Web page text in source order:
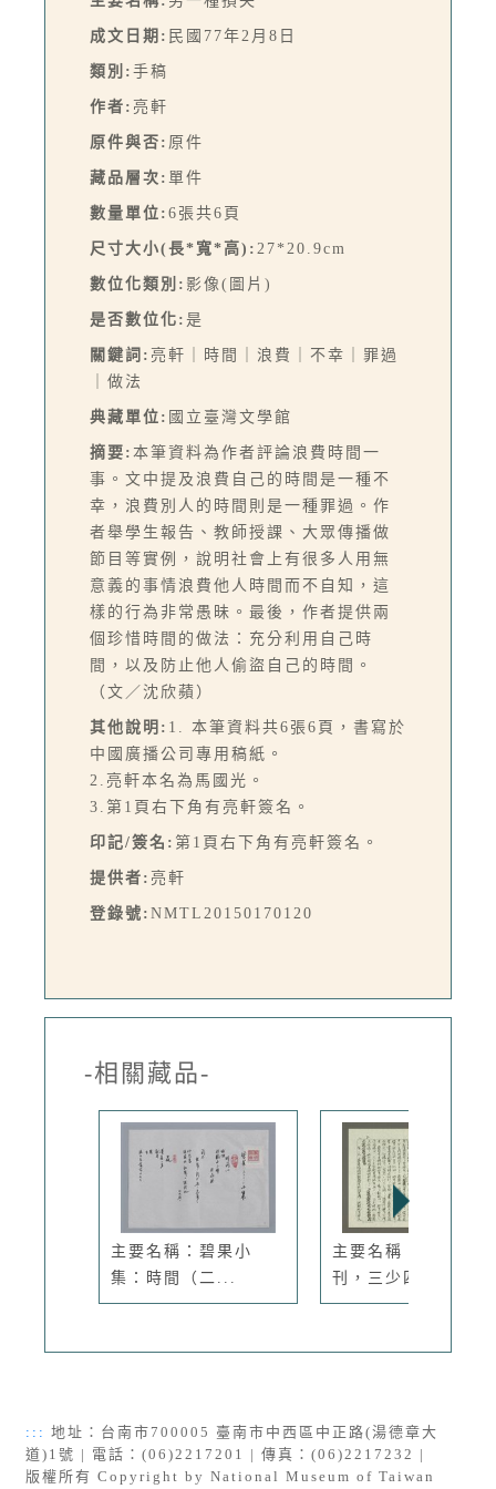
成文日期: 民國77年2月8日
類別: 手稿
作者: 亮軒
原件與否: 原件
藏品層次: 單件
數量單位: 6張共6頁
尺寸大小(長*寬*高): 27*20.9cm
數位化類別: 影像(圖片)
是否數位化: 是
關鍵詞: 亮軒｜時間｜浪費｜不幸｜罪過
｜做法
典藏單位: 國立臺灣文學館
摘要: 本筆資料為作者評論浪費時間一
事。文中提及浪費自己的時間是一種不
幸，浪費別人的時間則是一種罪過。作
者舉學生報告、教師授課、大眾傳播做
節目等實例，說明社會上有很多人用無
意義的事情浪費他人時間而不自知，這
樣的行為非常愚昧。最後，作者提供兩
個珍惜時間的做法：充分利用自己時
間，以及防止他人偷盜自己的時間。
（文／沈欣蘋）
其他說明: 1. 本筆資料共6張6頁，書寫於
中國廣播公司專用稿紙。
2.亮軒本名為馬國光。
3.第1頁右下角有亮軒簽名。
印記/簽名: 第1頁右下角有亮軒簽名。
提供者: 亮軒
登錄號: NMTL20150170120
-相關藏品-
主要名稱：碧果小
集：時間（二...
主要名稱：人間副
刊，三少四壯...
::: 地址：台南市700005 臺南市中西區中正路(湯德章大
道)1號 | 電話：(06)2217201 | 傳真：(06)2217232 |
版權所有 Copyright by National Museum of Taiwan